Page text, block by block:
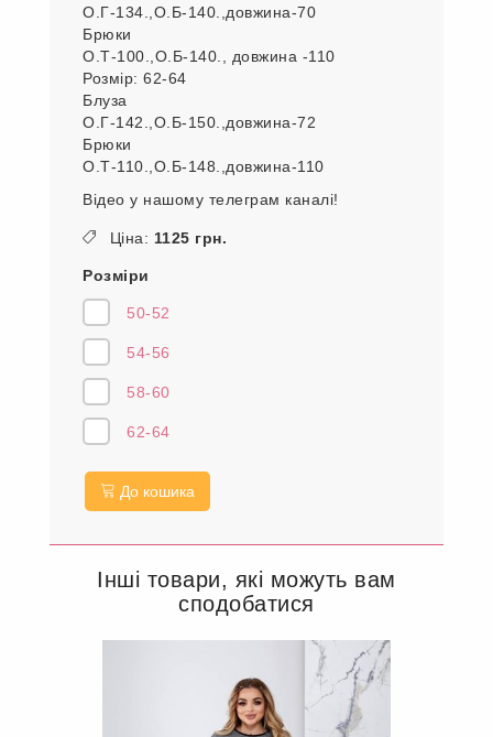
О.Г-134.,О.Б-140.,довжина-70
Брюки
О.Т-100.,О.Б-140., довжина -110
Розмір: 62-64
Блуза
О.Г-142.,О.Б-150.,довжина-72
Брюки
О.Т-110.,О.Б-148.,довжина-110
Відео у нашому телеграм каналі!
Ціна: 1125 грн.
Розміри
50-52
54-56
58-60
62-64
До кошика
Інші товари, які можуть вам
сподобатися